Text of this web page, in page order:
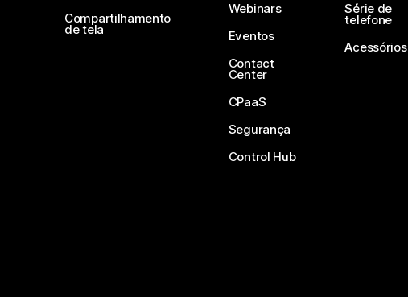
Compartilhamento
de tela
Webinars
Eventos
Contact
Center
CPaaS
Segurança
Control Hub
Série de
telefone
Acessórios